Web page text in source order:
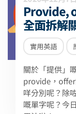
Provide,
全面拆解
實用英語
關於「提供」
provide，
咩分別呢？除
嘅單字呢？今